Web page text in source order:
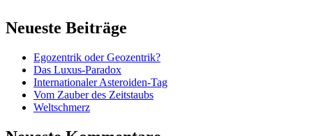
Neueste Beiträge
Egozentrik oder Geozentrik?
Das Luxus-Paradox
Internationaler Asteroiden-Tag
Vom Zauber des Zeitstaubs
Weltschmerz